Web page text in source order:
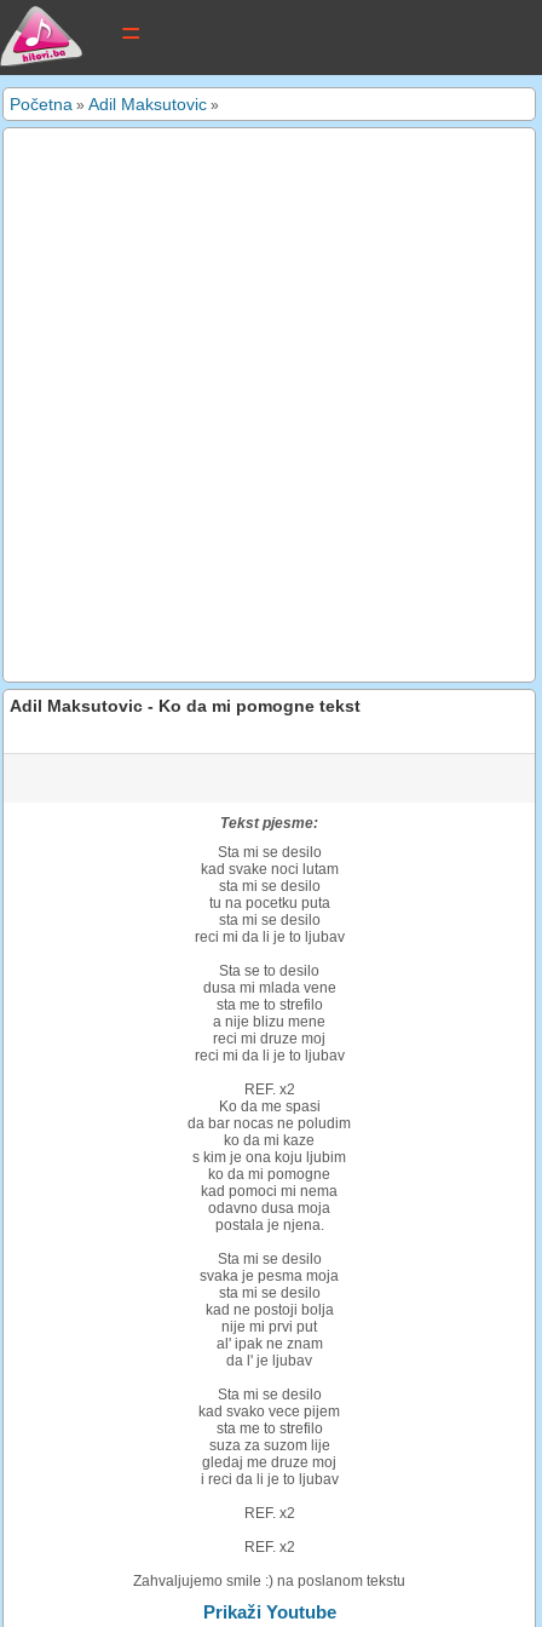
tekstovi pjesama
Početna » Adil Maksutovic »
Adil Maksutovic - Ko da mi pomogne tekst
Tekst pjesme:
Sta mi se desilo
kad svake noci lutam
sta mi se desilo
tu na pocetku puta
sta mi se desilo
reci mi da li je to ljubav
Sta se to desilo
dusa mi mlada vene
sta me to strefilo
a nije blizu mene
reci mi druze moj
reci mi da li je to ljubav
REF. x2
Ko da me spasi
da bar nocas ne poludim
ko da mi kaze
s kim je ona koju ljubim
ko da mi pomogne
kad pomoci mi nema
odavno dusa moja
postala je njena.
Sta mi se desilo
svaka je pesma moja
sta mi se desilo
kad ne postoji bolja
nije mi prvi put
al' ipak ne znam
da l' je ljubav
Sta mi se desilo
kad svako vece pijem
sta me to strefilo
suza za suzom lije
gledaj me druze moj
i reci da li je to ljubav
REF. x2
REF. x2
Zahvaljujemo smile :) na poslanom tekstu
Prikaži Youtube